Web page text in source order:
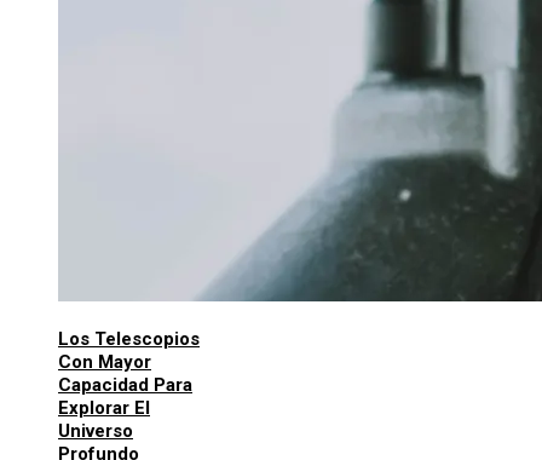
Los Telescopios
Con Mayor
Capacidad Para
Explorar El
Universo
Profundo